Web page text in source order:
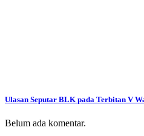
Ulasan Seputar BLK pada Terbitan V
Belum ada komentar.